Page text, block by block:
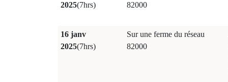
2025(7hrs)
82000
16 janv
2025(7hrs)
Sur une ferme du réseau
82000